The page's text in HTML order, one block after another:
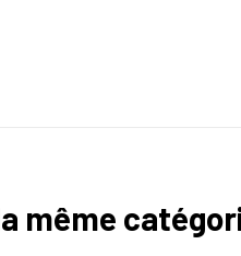
même